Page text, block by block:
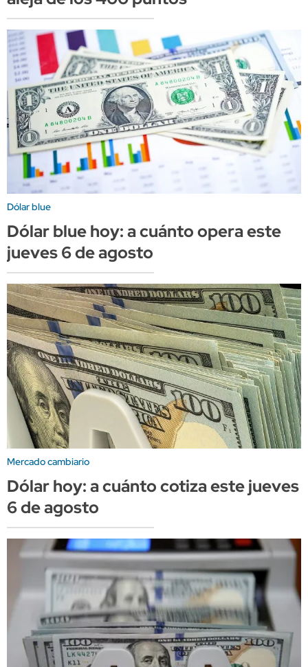
Dólar blue
Dólar blue hoy: a cuánto opera este
jueves 6 de agosto
Mercado cambiario
Dólar hoy: a cuánto cotiza este jueves
6 de agosto